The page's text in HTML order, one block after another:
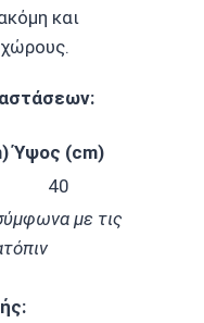
και
Ύψος (cm)
40
με τις